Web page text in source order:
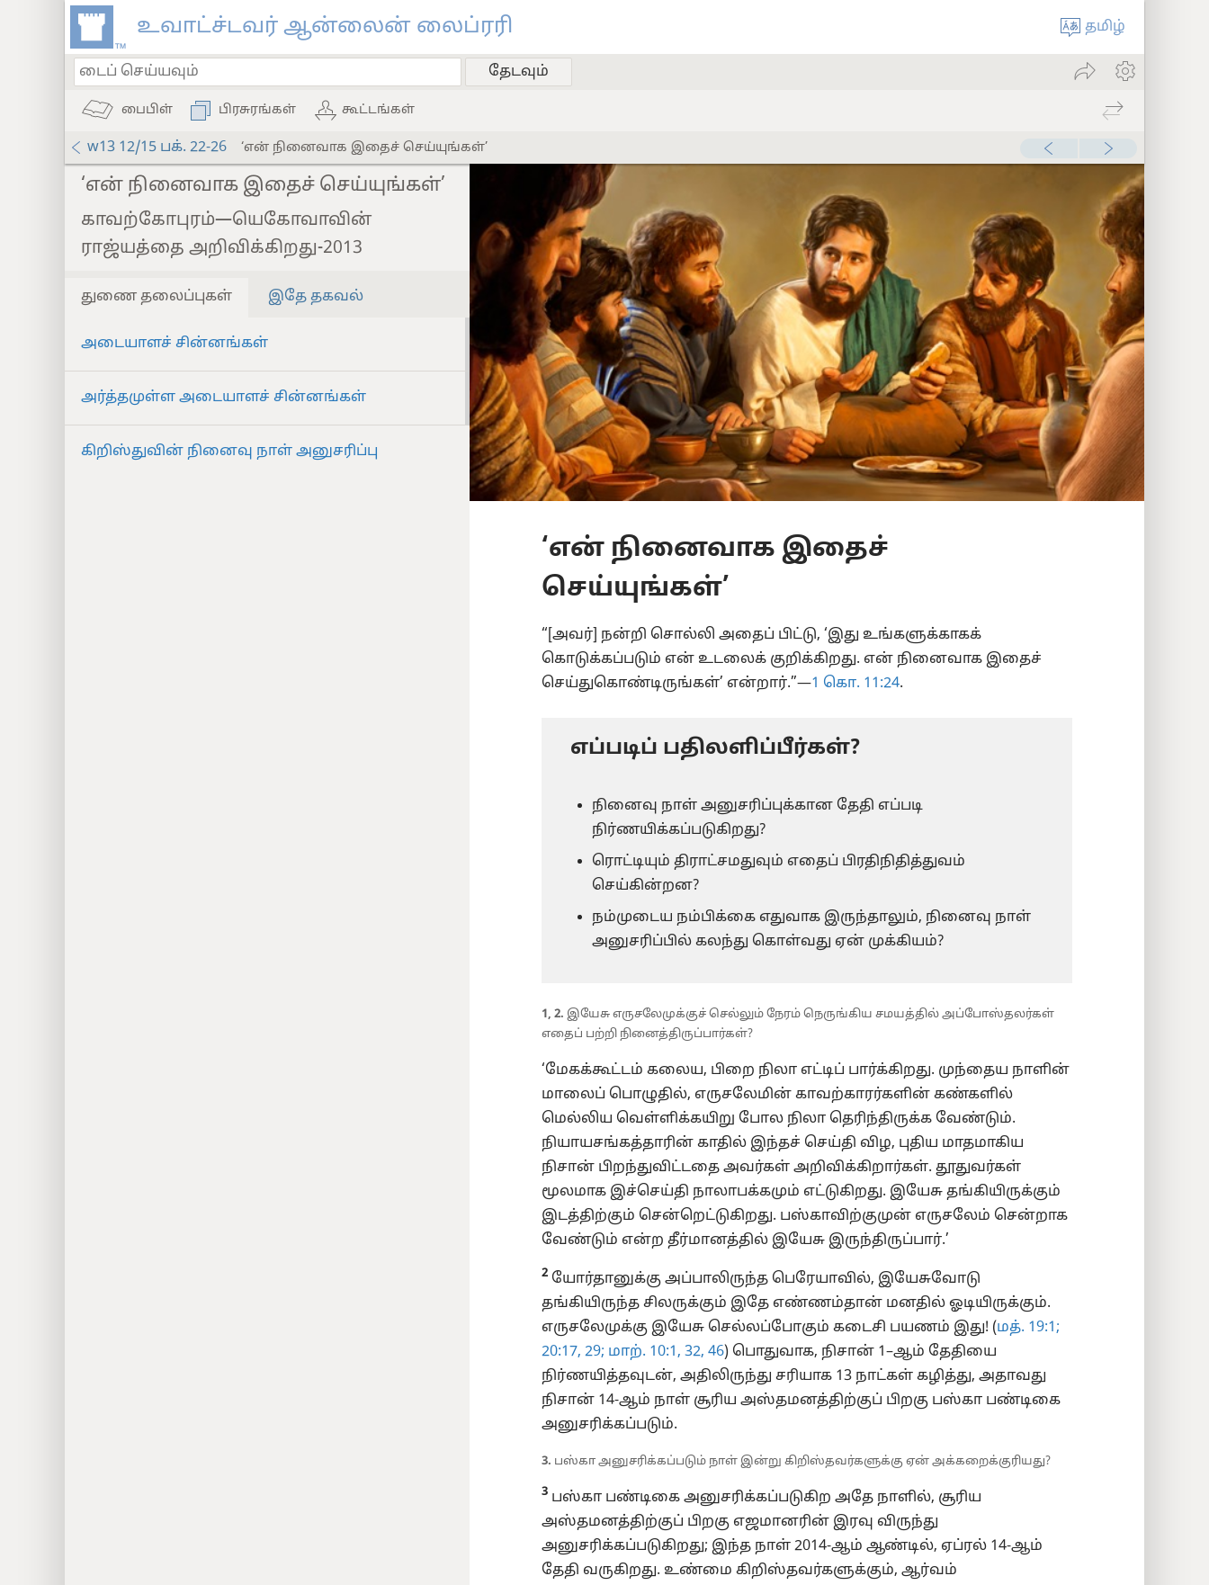
உவாட்ச்டவர் ஆன்லைன் லைப்ரரி தமிழ்
பைபிள் பிரசுரங்கள் கூட்டங்கள்
w13 12/15 பக். 22-26 ‘என் நினைவாக இதைச் செய்யுங்கள்’
‘என் நினைவாக இதைச் செய்யுங்கள்’
காவற்கோபுரம்—யெகோவாவின்
ராஜ்யத்தை அறிவிக்கிறது-2013
துணை தலைப்புகள் இதே தகவல்
அடையாளச் சின்னங்கள்
அர்த்தமுள்ள அடையாளச் சின்னங்கள்
கிறிஸ்துவின் நினைவு நாள் அனுசரிப்பு
‘என் நினைவாக இதைச்
செய்யுங்கள்’
“[அவர்] நன்றி சொல்லி அதைப் பிட்டு, ‘இது உங்களுக்காகக்
கொடுக்கப்படும் என் உடலைக் குறிக்கிறது. என் நினைவாக இதைச்
செய்துகொண்டிருங்கள்’ என்றார்.”—1 கொ. 11:24.
எப்படிப் பதிலளிப்பீர்கள்?
நினைவு நாள் அனுசரிப்புக்கான தேதி எப்படி
நிர்ணயிக்கப்படுகிறது?
ரொட்டியும் திராட்சமதுவும் எதைப் பிரதிநிதித்துவம்
செய்கின்றன?
நம்முடைய நம்பிக்கை எதுவாக இருந்தாலும், நினைவு நாள்
அனுசரிப்பில் கலந்து கொள்வது ஏன் முக்கியம்?
1, 2. இயேசு எருசலேமுக்குச் செல்லும் நேரம் நெருங்கிய சமயத்தில் அப்போஸ்தலர்கள்
எதைப் பற்றி நினைத்திருப்பார்கள்?
‘மேகக்கூட்டம் கலைய, பிறை நிலா எட்டிப் பார்க்கிறது. முந்தைய நாளின்
மாலைப் பொழுதில், எருசலேமின் காவற்காரர்களின் கண்களில்
மெல்லிய வெள்ளிக்கயிறு போல நிலா தெரிந்திருக்க வேண்டும்.
நியாயசங்கத்தாரின் காதில் இந்தச் செய்தி விழ, புதிய மாதமாகிய
நிசான் பிறந்துவிட்டதை அவர்கள் அறிவிக்கிறார்கள். தூதுவர்கள்
மூலமாக இச்செய்தி நாலாபக்கமும் எட்டுகிறது. இயேசு தங்கியிருக்கும்
இடத்திற்கும் சென்றெட்டுகிறது. பஸ்காவிற்குமுன் எருசலேம் சென்றாக
வேண்டும் என்ற தீர்மானத்தில் இயேசு இருந்திருப்பார்.’
2 யோர்தானுக்கு அப்பாலிருந்த பெரேயாவில், இயேசுவோடு
தங்கியிருந்த சிலருக்கும் இதே எண்ணம்தான் மனதில் ஓடியிருக்கும்.
எருசலேமுக்கு இயேசு செல்லப்போகும் கடைசி பயணம் இது! (மத். 19:1;
20:17, 29; மாற். 10:1, 32, 46) பொதுவாக, நிசான் 1–ஆம் தேதியை
நிர்ணயித்தவுடன், அதிலிருந்து சரியாக 13 நாட்கள் கழித்து, அதாவது
நிசான் 14-ஆம் நாள் சூரிய அஸ்தமனத்திற்குப் பிறகு பஸ்கா பண்டிகை
அனுசரிக்கப்படும்.
3. பஸ்கா அனுசரிக்கப்படும் நாள் இன்று கிறிஸ்தவர்களுக்கு ஏன் அக்கறைக்குரியது?
3 பஸ்கா பண்டிகை அனுசரிக்கப்படுகிற அதே நாளில், சூரிய
அஸ்தமனத்திற்குப் பிறகு எஜமானரின் இரவு விருந்து
அனுசரிக்கப்படுகிறது; இந்த நாள் 2014-ஆம் ஆண்டில், ஏப்ரல் 14-ஆம்
தேதி வருகிறது. உண்மை கிறிஸ்தவர்களுக்கும், ஆர்வம்